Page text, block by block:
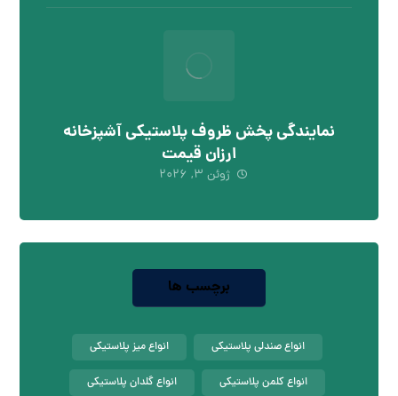
نمایندگی پخش ظروف پلاستیکی آشپزخانه
ارزان قیمت
ژوئن ۳, ۲۰۲۶
برچسب ها
انواع صندلی پلاستیکی انواع میز پلاستیکی
انواع کلمن پلاستیکی انواع گلدان پلاستیکی